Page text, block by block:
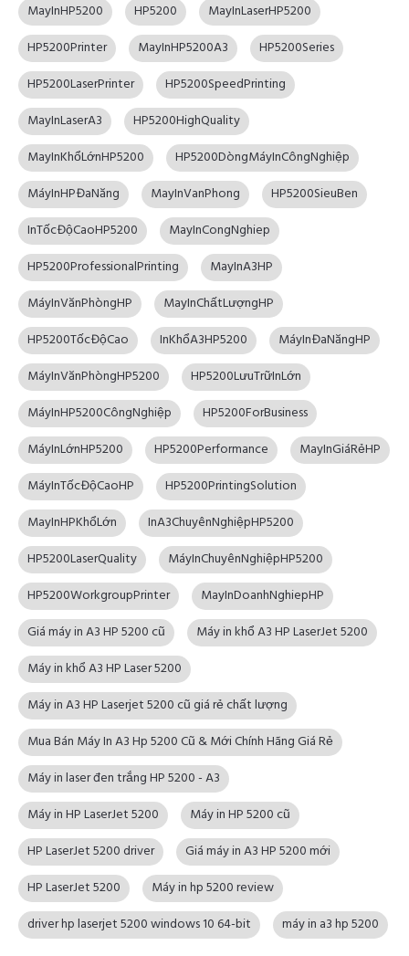
MayInHP5200 HP5200
MayInLaserHP5200
HP5200Printer
MayInHP5200A3
HP5200Series
HP5200LaserPrinter
HP5200SpeedPrinting
MayInLaserA3
HP5200HighQuality
MayInKhổLớnHP5200
HP5200DòngMáyInCôngNghiệp
MáyInHPĐaNăng
MayInVanPhong
HP5200SieuBen
InTốcĐộCaoHP5200
MayInCongNghiep
HP5200ProfessionalPrinting
MayInA3HP
MáyInVănPhòngHP
MayInChấtLượngHP
HP5200TốcĐộCao
InKhổA3HP5200
MáyInĐaNăngHP
MáyInVănPhòngHP5200
HP5200LưuTrữInLớn
MáyInHP5200CôngNghiệp
HP5200ForBusiness
MáyInLớnHP5200
HP5200Performance
MayInGiáRẻHP
MáyInTốcĐộCaoHP
HP5200PrintingSolution
MayInHPKhổLớn
InA3ChuyênNghiệpHP5200
HP5200LaserQuality
MáyInChuyênNghiệpHP5200
HP5200WorkgroupPrinter
MayInDoanhNghiepHP
Giá máy in A3 HP 5200 cũ
Máy in khổ A3 HP LaserJet 5200
Máy in khổ A3 HP Laser 5200
Máy in A3 HP Laserjet 5200 cũ giá rẻ chất lượng
Mua Bán Máy In A3 Hp 5200 Cũ & Mới Chính Hãng Giá Rẻ
Máy in laser đen trắng HP 5200 - A3
Máy in HP LaserJet 5200
Máy in HP 5200 cũ
HP LaserJet 5200 driver
Giá máy in A3 HP 5200 mới
HP LaserJet 5200
Máy in hp 5200 review
driver hp laserjet 5200 windows 10 64-bit
máy in a3 hp 5200